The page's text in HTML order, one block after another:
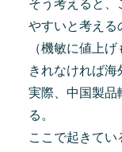
そう考えると、
やすいと考える
（機敏に値上
きれなければ海
実際、中国製品
る。
ここで起きてい